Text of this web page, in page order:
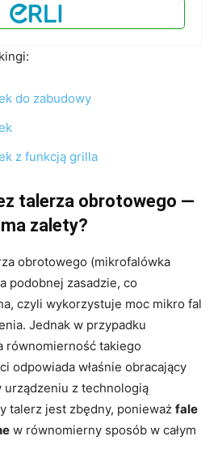
do zabudowy
z funkcją grilla
talerza obrotowego —
zalety?
obrotowego (mikrofalówka
podobnej zasadzie, co
czyli wykorzystuje moc mikro fal
Jednak w przypadku
równomierność takiego
odpowiada właśnie obracający
urządzeniu z technologią
talerz jest zbędny, ponieważ fale
w równomierny sposób w całym